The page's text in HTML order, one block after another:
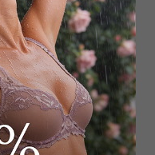
Купальник слитный
24 000₽
Выбрать размер